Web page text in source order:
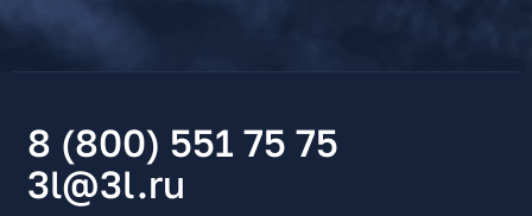
8 (800) 551 75 75
3l@3l.ru